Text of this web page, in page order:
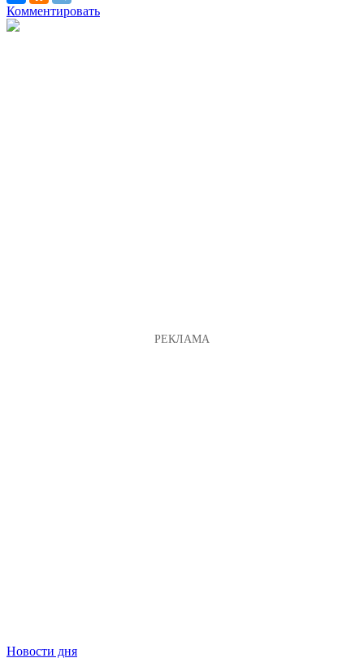
Комментировать
Новости дня